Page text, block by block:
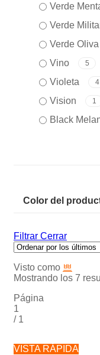
Verde
Verde
Verde Oliva
Vino 5
Violeta 4
Vision 1
Black
Color del
Filtrar Cerrar
Visto como
Mostrando los 7
Página
1
/ 1
VISTA RÁPIDA